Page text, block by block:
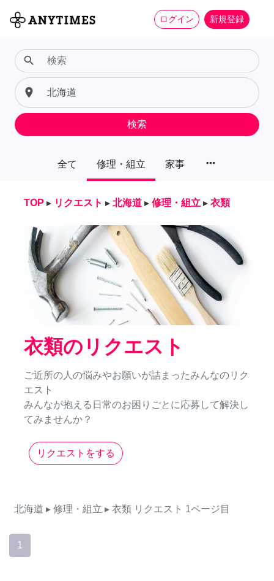
ログイン 新規登録
全て 修理・組立 家事 more_horiz
search
place
検索
TOP ▸ リクエスト ▸ 北海道 ▸ 修理・組立 ▸ 衣類
衣類のリクエスト
ご近所の人の悩みやお願いが詰まったみんなのリク
エスト
みんなが抱える日常のお困りごとに応募して解決し
てみませんか？
リクエストをする
北海道 ▸ 修理・組立 ▸ 衣類 リクエスト 1ページ目
1